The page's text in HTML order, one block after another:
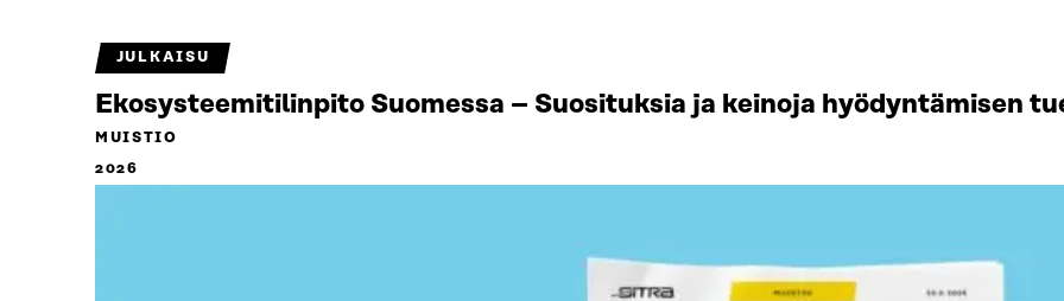
JULKAISU
Ekosysteemitilinpito Suomessa – Suosituksia ja keinoja hyödyntämisen
MUISTIO
2026